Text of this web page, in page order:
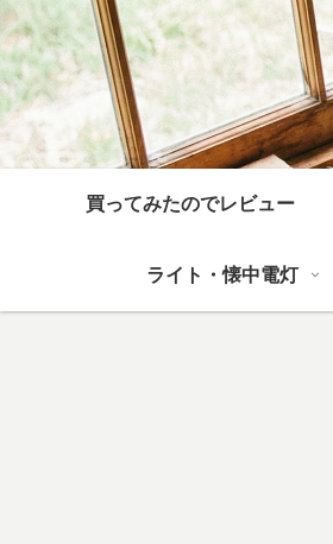
買ってみたのでレビュー
ライト・懐中電灯